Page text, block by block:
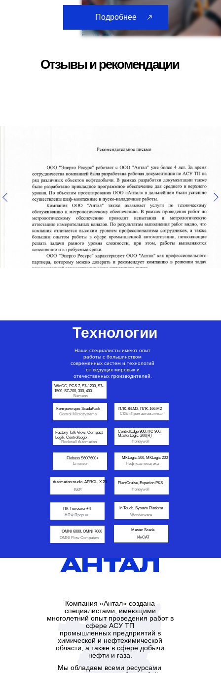
Подробнее
Отзывы и рекомендации
Factory Talk View, Compact
Logik, ControlLogix
Rockwell Automation
Технологии
Наши специалисты имеют опыт
работы с большинством
современных систем и технологий
от ведущих мировых и
отечественных производителей.
OMNI 6000, OMNI 7000
OMNI Flow Computers
ИнСАТ
Master Scada
Контроллеры ScadaPack
Control Microsystems
In Touch, System Platform
Wonderware
ПК Телескоп+4
НПФ Прорыв
PlantCruise, Experion PKS
Honeywell
B&R
Automation studio, APROL, X 20
МКLogic-500, MKLogic 200
Нефтеавтоматика
Floboss S600\600+
Emerson
ControlEdge 900, HC 900,
MasterLogic-200(R)
Honeywell
СКБ «Промавтоматика»
ПЛК-84.М2, ПЛК-166.М2
WinCC, PCS 7, S7-1200, S7-
1500, S7-200, 300, 400
Siemens
Компания «Антал» создана
специалистами, имеющими
многолетний опыт проведения работ в
сфере АСУ ТП
промышленных предприятий в
химической и нефтехимической
области, а также в сфере добычи
нефти и газа.
Мы обладаем всеми ресурсами